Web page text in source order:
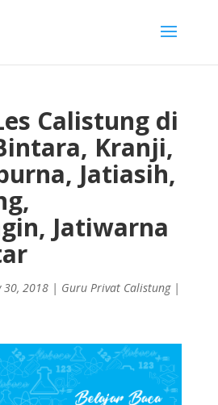
Calistung di
Kranji,
Jatiasih,
Jatiwarna
30, 2018| Guru Privat Calistung|